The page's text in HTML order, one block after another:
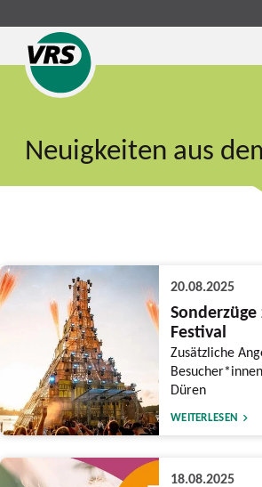
Neuigkeiten aus
20.08.2025
Festival
Zusätzliche
Düren
WEITERLESEN
18.08.2025